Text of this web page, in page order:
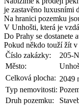
je zastavěno luxusními
Na hranici pozemku
V Unhošti, která je
Do Prahy se dostanete
Pokud někdo touží žít v
Číslo zakázky:
205-
Město:
Celková plocha: 2049
Typ nemovitosti:
Druh pozemku: